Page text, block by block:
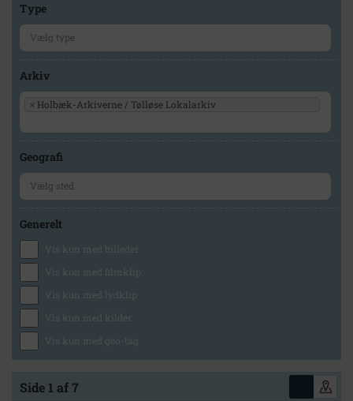
Type
Arkiv
× Holbæk-Arkiverne / Tølløse Lokalarkiv
Geografi
Generelt
Vis kun med billeder
Vis kun med filmklip
Vis kun med lydklip
Vis kun med kilder
Vis kun med geo-tag
Side 1 af 7